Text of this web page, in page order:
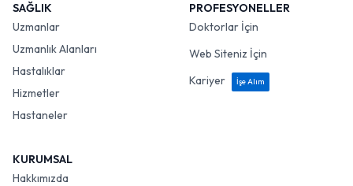
SAĞLIK
Uzmanlar
Uzmanlık Alanları
Hastalıklar
Hizmetler
Hastaneler
PROFESYONELLER
Doktorlar İçin
Web Siteniz İçin
Kariyer
İşe Alım
KURUMSAL
Hakkımızda